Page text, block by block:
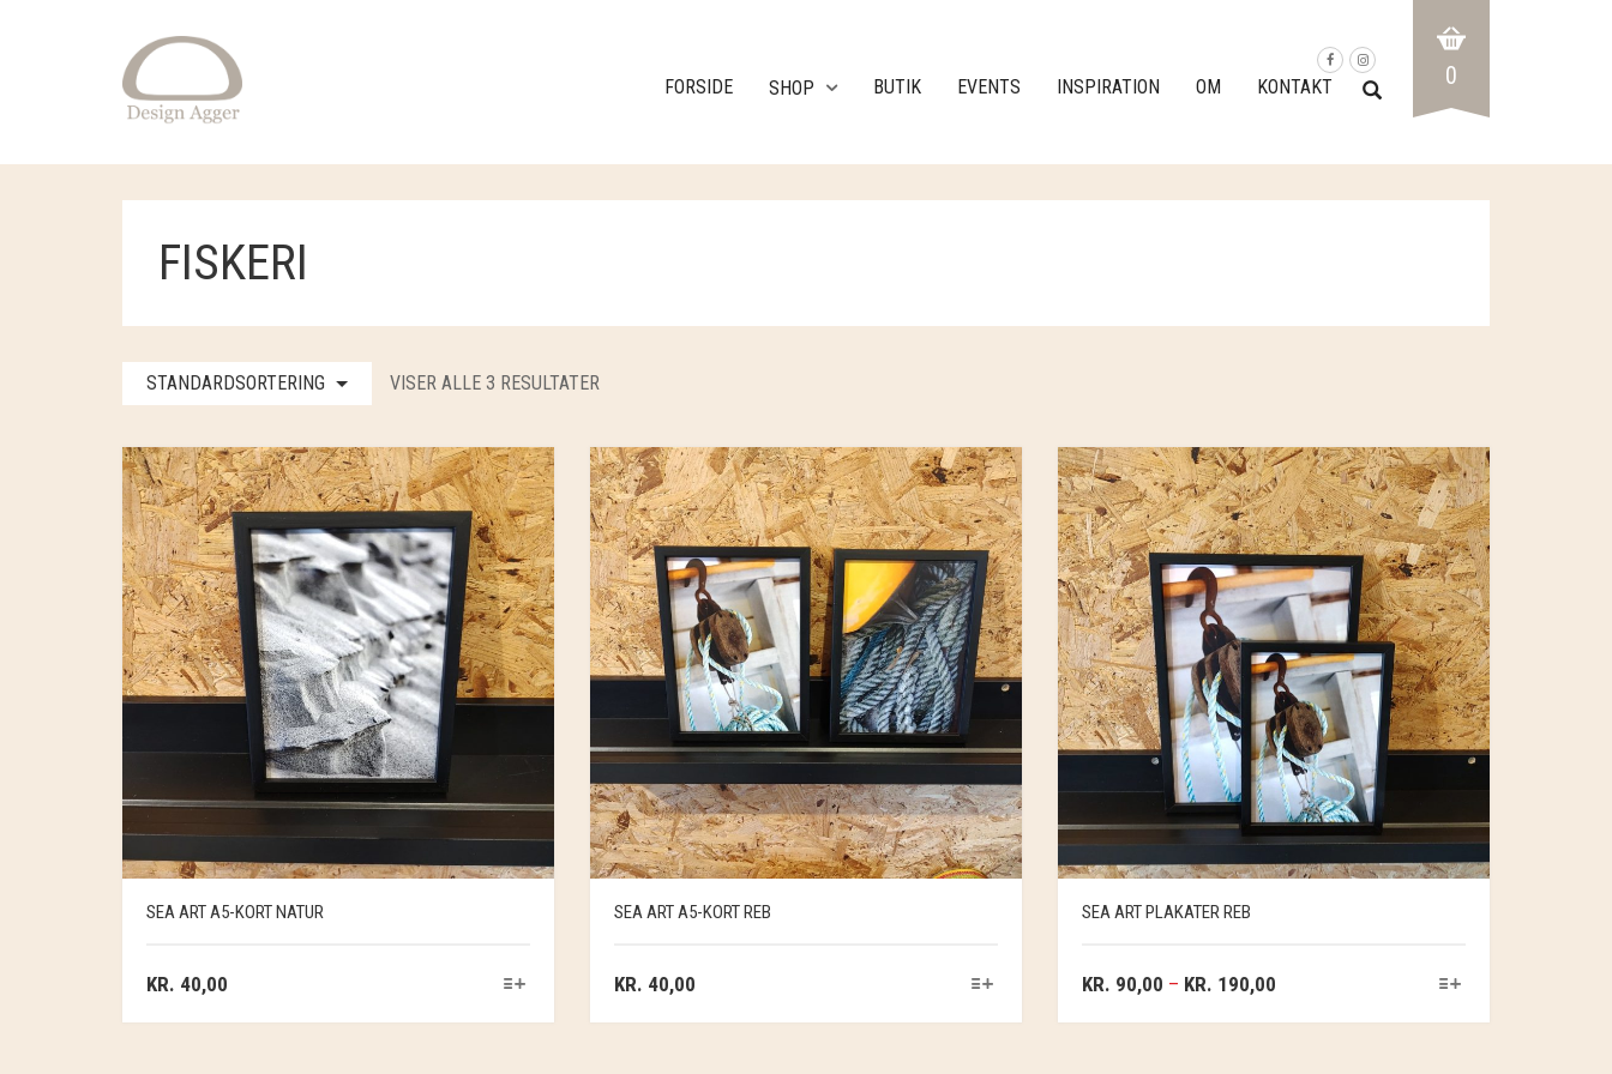
FORSIDE SHOP BUTIK EVENTS INSPIRATION OM KONTAKT 0
FISKERI
STANDARDSORTERING VISER ALLE 3 RESULTATER
SEA ART A5-KORT NATUR
KR. 40,00
SEA ART A5-KORT REB
KR. 40,00
SEA ART PLAKATER REB
KR. 90,00 – KR. 190,00